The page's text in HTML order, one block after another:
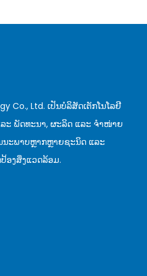
Co., Ltd. ເປັນບໍລິສັດເຕັກໂນໂລຢີ
ະ ພັດທະນາ, ຜະລິດ ແລະ ຈຳໜ່າຍ
ະພາບຫຼາກຫຼາຍຊະນິດ ແລະ
ອງສິ່ງແວດລ້ອມ.